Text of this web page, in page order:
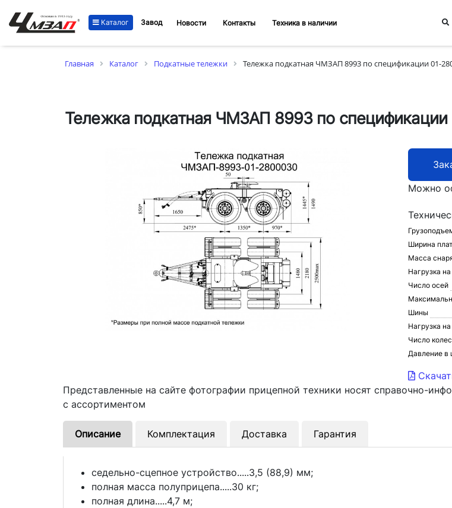
Каталог Завод Новости Контакты Техника в наличии
Главная Каталог Подкатные тележки Тележка подкатная ЧМЗАП 8993 по спецификации 01-
Тележка подкатная ЧМЗАП 8993 по
Можно
Ширина
Масса
Нагрузка
Число осей
Шины
Нагрузка
Число
Давление в
Представленные на сайте фотографии прицепной техники носят справочно-
с ассортиментом
Описание Комплектация Доставка Гарантия
седельно-сцепное устройство.....3,5 (88,9) мм;
полная масса полуприцепа.....30 кг;
полная длина.....4,7 м;